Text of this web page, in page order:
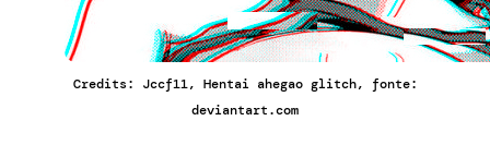
Credits: Jccf11, Hentai ahegao glitch, fonte:
deviantart.com